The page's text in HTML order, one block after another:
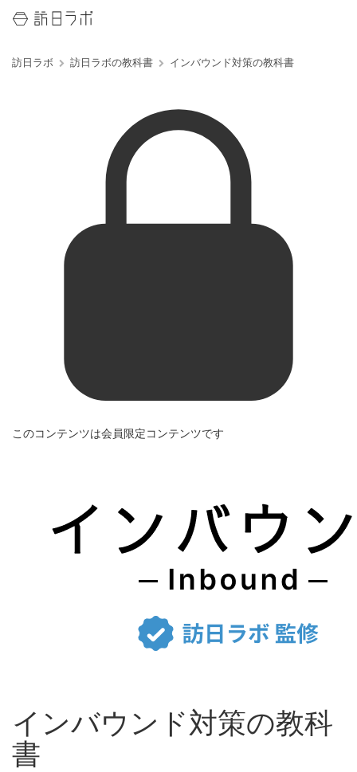
訪日ラボ 訪日ラボの教科書 インバウンド対策の教科書
このコンテンツは会員限定コンテンツです
インバウンド対策の教科
書